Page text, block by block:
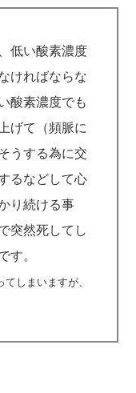
低い酸素濃度
ければならな
酸素濃度でも
げて（頻脈に
うする為に交
るなどして心
り続ける事
突然死してし
す。
しまいますが、